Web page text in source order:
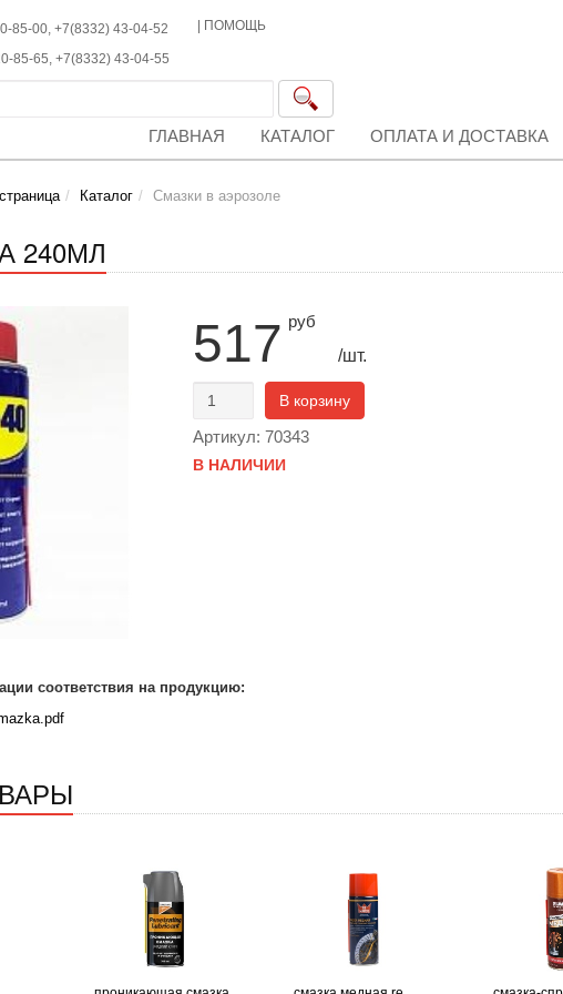
85-00, +7(8332) 43-04-52
85-65, +7(8332) 43-04-55
ПОМОЩЬ
ГЛАВНАЯ КАТАЛОГ ОПЛАТА И ДОСТАВКА
Каталог Смазки в аэрозоле
240МЛ
517 руб
/шт.
В корзину
Артикул: 70343
В НАЛИЧИИ
соответствия на продукцию: